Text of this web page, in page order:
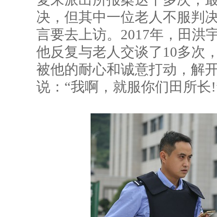
决，但其中一位老人不服判
言要去上访。2017年，田洪
他反复与老人交谈了10多次
被他的耐心和诚意打动，解
说：“我啊，就服你们田所长